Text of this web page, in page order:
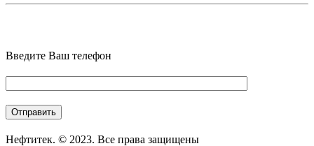
Введите Ваш телефон
Нефтитек. © 2023. Все права защищены